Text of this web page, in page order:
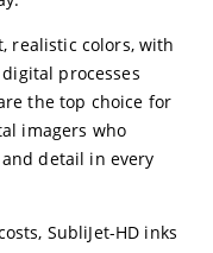
realistic colors, with
processes
the top choice for
imagers who
detail in every
SubliJet-HD inks